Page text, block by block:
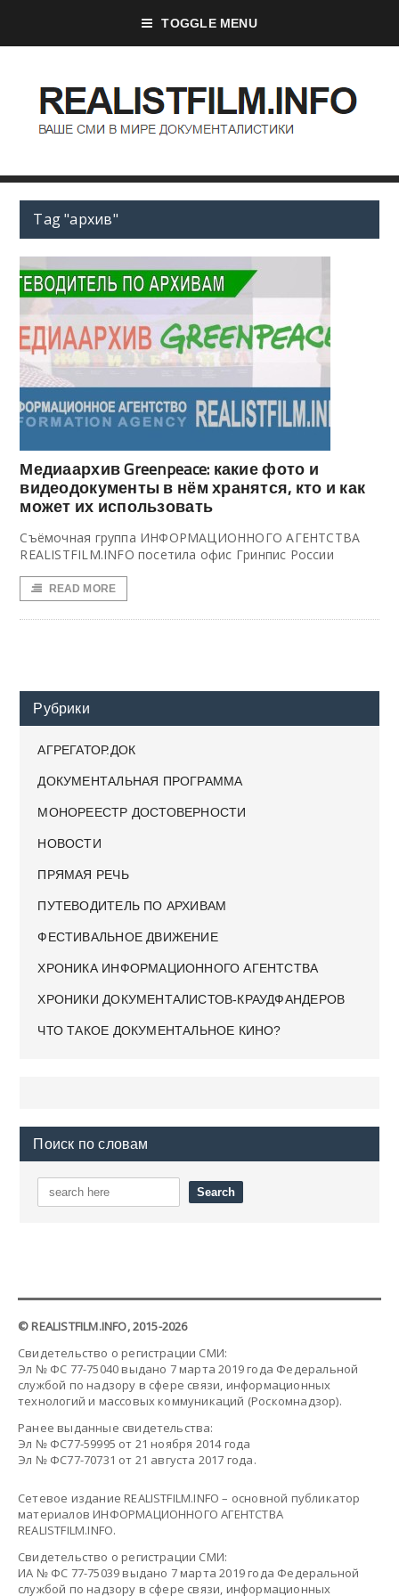
TOGGLE MENU
Tag "архив"
Медиаархив Greenpeace: какие фото и
видеодокументы в нём хранятся, кто и как
может их использовать
Съёмочная группа ИНФОРМАЦИОННОГО АГЕНТСТВА
REALISTFILM.INFO посетила офис Гринпис России
READ MORE
Рубрики
АГРЕГАТОР.ДОК
ДОКУМЕНТАЛЬНАЯ ПРОГРАММА
МОНОРЕЕСТР ДОСТОВЕРНОСТИ
НОВОСТИ
ПРЯМАЯ РЕЧЬ
ПУТЕВОДИТЕЛЬ ПО АРХИВАМ
ФЕСТИВАЛЬНОЕ ДВИЖЕНИЕ
ХРОНИКА ИНФОРМАЦИОННОГО АГЕНТСТВА
ХРОНИКИ ДОКУМЕНТАЛИСТОВ-КРАУДФАНДЕРОВ
ЧТО ТАКОЕ ДОКУМЕНТАЛЬНОЕ КИНО?
Поиск по словам
© REALISTFILM.INFO, 2015-2026
Свидетельство о регистрации СМИ:
Эл № ФС 77-75040 выдано 7 марта 2019 года Федеральной
службой по надзору в сфере связи, информационных
технологий и массовых коммуникаций (Роскомнадзор).
Ранее выданные свидетельства:
Эл № ФС77-59995 от 21 ноября 2014 года
Эл № ФС77-70731 от 21 августа 2017 года.
Сетевое издание REALISTFILM.INFO – основной публикатор
материалов ИНФОРМАЦИОННОГО АГЕНТСТВА
REALISTFILM.INFO.
Свидетельство о регистрации СМИ:
ИА № ФС 77-75039 выдано 7 марта 2019 года Федеральной
службой по надзору в сфере связи, информационных